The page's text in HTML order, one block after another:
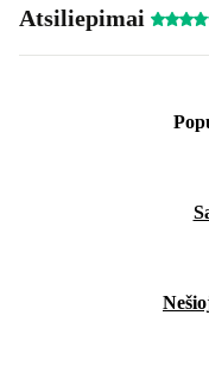
Atsiliepimai